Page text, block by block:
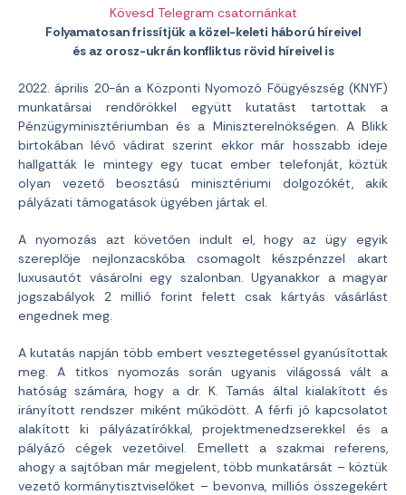
Kövesd Telegram csatornánkat
Folyamatosan frissítjük a közel-keleti háború híreivel
és az orosz-ukrán konfliktus rövid híreivel is
2022. április 20-án a Központi Nyomozó Főügyészség (KNYF)
munkatársai rendőrökkel együtt kutatást tartottak a
Pénzügyminisztériumban és a Miniszterelnökségen. A Blikk
birtokában lévő vádirat szerint ekkor már hosszabb ideje
hallgatták le mintegy egy tucat ember telefonját, köztük
olyan vezető beosztású minisztériumi dolgozókét, akik
pályázati támogatások ügyében jártak el.
A nyomozás azt követően indult el, hogy az ügy egyik
szereplője nejlonzacskóba csomagolt készpénzzel akart
luxusautót vásárolni egy szalonban. Ugyanakkor a magyar
jogszabályok 2 millió forint felett csak kártyás vásárlást
engednek meg.
A kutatás napján több embert vesztegetéssel gyanúsítottak
meg. A titkos nyomozás során ugyanis világossá vált a
hatóság számára, hogy a dr. K. Tamás által kialakított és
irányított rendszer miként működött. A férfi jó kapcsolatot
alakított ki pályázatírókkal, projektmenedzserekkel és a
pályázó cégek vezetőivel. Emellett a szakmai referens,
ahogy a sajtóban már megjelent, több munkatársát – köztük
vezető kormánytisztviselőket – bevonva, milliós összegekért